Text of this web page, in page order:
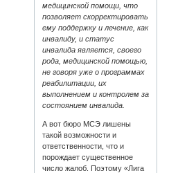
медицинской помощи, что
позволяет скорректировать
ему поддержку и лечение, как
инвалиду, и статус
инвалида является, своего
рода, медицинской помощью,
не говоря уже о программах
реабилитации, их
выполнением и контролем за
состоянием инвалида.
А вот бюро МСЭ лишены
такой возможности и
ответственности, что и
порождает существенное
число жалоб. Поэтому «Лига